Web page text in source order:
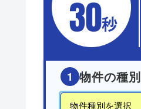
1 物件の種別